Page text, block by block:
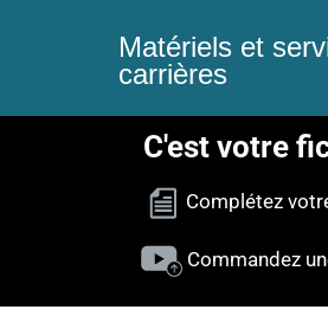
Matériels et
carrières
C'est votre
Complétez
Commandez